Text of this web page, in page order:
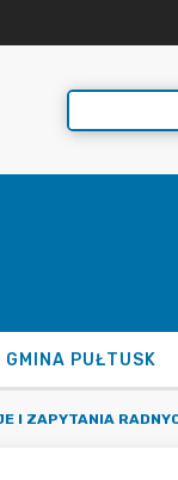
GMINA PUŁTUSK
I ZAPYTANIA